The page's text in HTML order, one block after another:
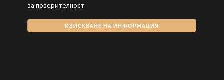
за поверителност
ИЗИСКВАНЕ НА ИНФОРМАЦИЯ